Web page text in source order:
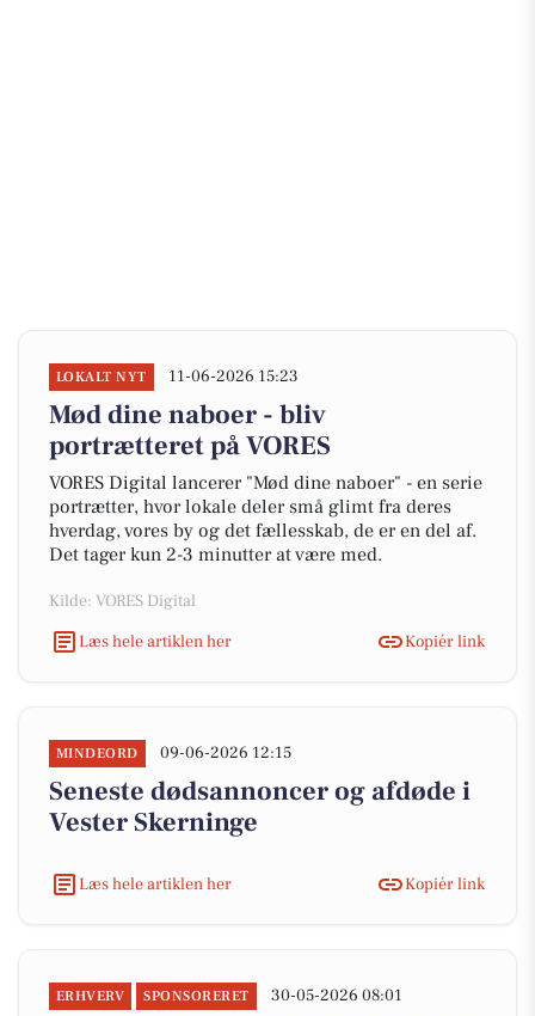
LOKALT NYT 11-06-2026 15:23
Mød dine naboer - bliv
portrætteret på VORES
VORES Digital lancerer "Mød dine naboer" - en serie
portrætter, hvor lokale deler små glimt fra deres
hverdag, vores by og det fællesskab, de er en del af.
Det tager kun 2-3 minutter at være med.
Kilde: VORES Digital
Læs hele artiklen her
Kopiér link
MINDEORD 09-06-2026 12:15
Seneste dødsannoncer og afdøde i
Vester Skerninge
Læs hele artiklen her Kopiér link
ERHVERV SPONSORERET 30-05-2026 08:01